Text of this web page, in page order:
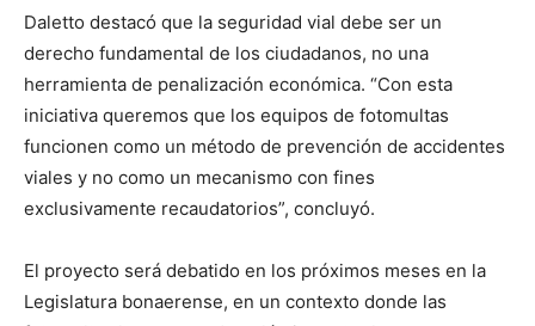
Daletto destacó que la seguridad vial debe ser un
derecho fundamental de los ciudadanos, no una
herramienta de penalización económica. “Con esta
iniciativa queremos que los equipos de fotomultas
funcionen como un método de prevención de accidentes
viales y no como un mecanismo con fines
exclusivamente recaudatorios”, concluyó.
El proyecto será debatido en los próximos meses en la
Legislatura bonaerense, en un contexto donde las